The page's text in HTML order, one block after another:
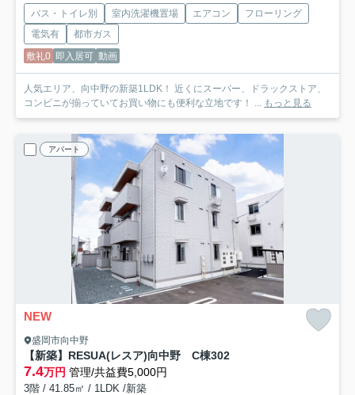
バス・トイレ別 室内洗濯機置場 エアコン
フローリング
電気有
都市ガス
敷礼0 即入居可 動画
人気エリア、向中野の新築1LDK！ 近くにスーパー、ドラックストア、
コンビニが揃っていてお買い物にも便利な立地です！ ...
もっと見る
アパート
NEW
盛岡市向中野
【新築】RESUA(レスア)向中野 C棟302
7.4万円 管理/共益費5,000円
3階 / 41.85㎡ / 1LDK /新築